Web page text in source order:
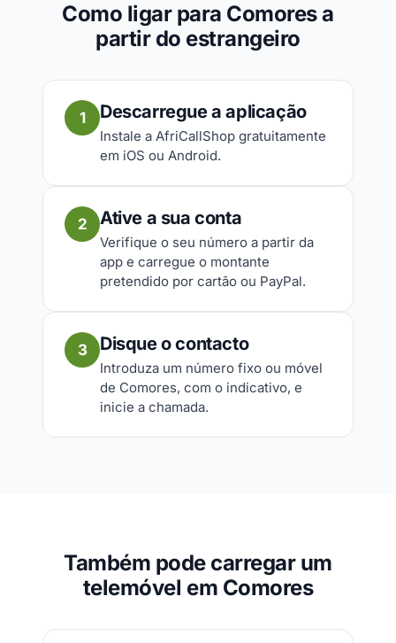
Como ligar para Comores a
partir do estrangeiro
1 Descarregue a aplicação
Instale a AfriCallShop gratuitamente
em iOS ou Android.
2 Ative a sua conta
Verifique o seu número a partir da
app e carregue o montante
pretendido por cartão ou PayPal.
3 Disque o contacto
Introduza um número fixo ou móvel
de Comores, com o indicativo, e
inicie a chamada.
Também pode carregar um
telemóvel em Comores